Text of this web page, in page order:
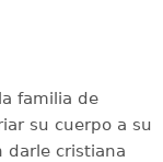
familia de
su cuerpo a su
darle cristiana